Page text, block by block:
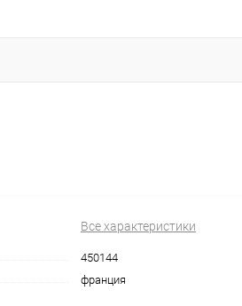
Все характеристики
450144
франция